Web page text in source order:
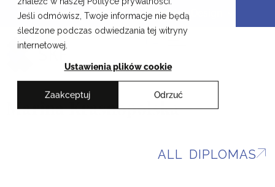
Jeśli odmówisz, Twoje informacje nie będą
śledzone podczas odwiedzania tej witryny
internetowej.
Ustawienia plików cookie
Zaakceptuj Odrzuć
Skip
content
Cracow School of Art & Fashion Design
PL
Marina Krasnopolska
ALL DIPLOMAS